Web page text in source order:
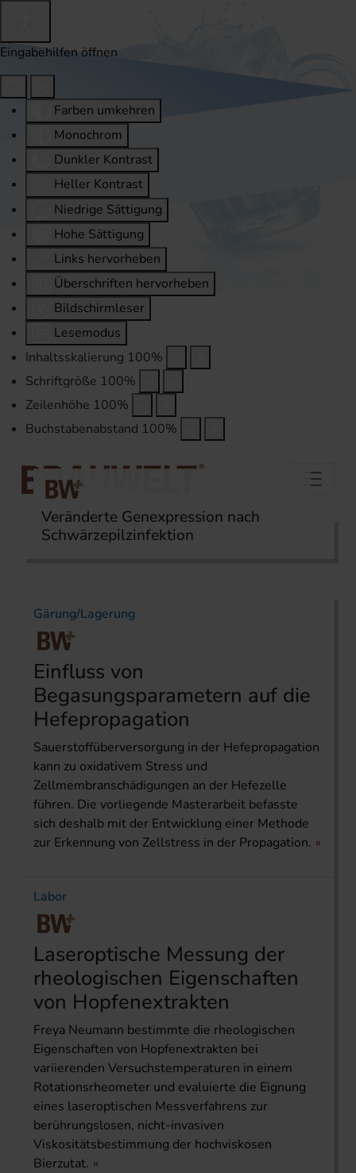
Eingabehilfen öffnen
Farben umkehren
Monochrom
Dunkler Kontrast
Heller Kontrast
Niedrige Sättigung
Hohe Sättigung
Links hervorheben
Überschriften hervorheben
Bildschirmleser
Lesemodus
Inhaltsskalierung 100%
Schriftgröße 100%
Zeilenhöhe 100%
Buchstabenabstand 100%
Startseite Themen Labor
Veränderte Genexpression nach
Schwärzepilzinfektion
Gärung/Lagerung
Einfluss von
Begasungsparame­tern auf die
Hefepropagation
Sauerstoffüberversorgung in der Hefepropagation
kann zu oxidativem Stress und
Zellmembranschädigungen an der Hefezelle
führen. Die vorliegende Masterarbeit befasste
sich deshalb mit der Entwicklung einer Methode
zur Erkennung von Zellstress in der Propagation.
Labor
Laseroptische Messung der
rheologischen Eigenschaften
von Hopfenextrakten
Freya Neumann bestimmte die rheologischen
Eigenschaften von Hopfenextrakten bei
variierenden Versuchstemperaturen in einem
Rotationsrheometer und evaluierte die Eignung
eines laseroptischen Messverfahrens zur
berührungslosen, nicht-invasiven
Viskositätsbestimmung der hochviskosen
Bierzutat.